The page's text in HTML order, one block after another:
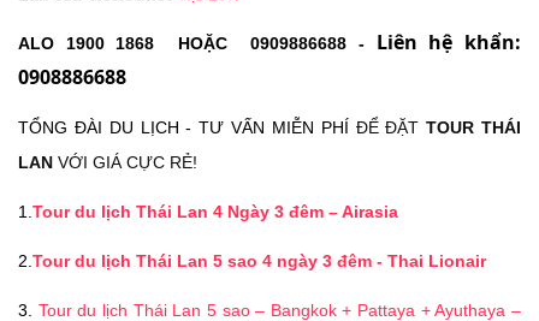
ALO 1900 1868 HOẶC0909886688 - Liên hệ khẩn:
0908886688
TỔNG ĐÀI DU LỊCH - TƯ VẤN MIỄN PHÍ ĐỂ ĐẶTTOUR THÁI
LAN VỚI GIÁ CỰC RẺ!
1. Tour du lịch Thái Lan 4 Ngày 3 đêm – Airasia
2. Tour du lịch Thái Lan 5 sao 4 ngày 3 đêm - Thai Lionair
3.
Tour du lịch Thái Lan 5 sao – Bangkok + Pattaya + Ayuthaya –